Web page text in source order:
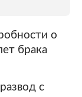
о
брака
с